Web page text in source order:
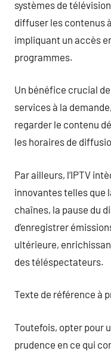
systèmes de
diffuser les contenus
impliquant un accès
programmes.
Un bénéfice crucial
services à la
regarder le contenu
les horaires de
Par ailleurs, l’IPTV
innovantes telles que
chaînes, la pause du
d’enregistrer
ultérieure,
des téléspectateurs.
Texte de référence à
Toutefois, opter pour
prudence en ce qui